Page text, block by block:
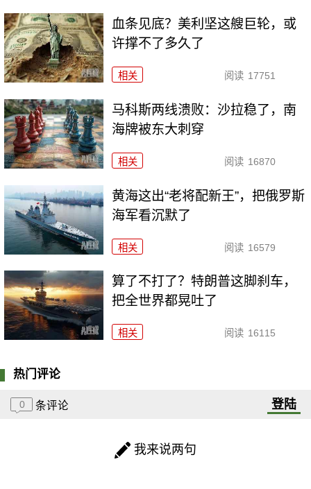
血条见底？美利坚这艘巨轮，或
许撑不了多久了
相关 阅读 17751
马科斯两线溃败：沙拉稳了，南
海牌被东大刺穿
相关 阅读 16870
黄海这出“老将配新王”，把俄罗斯
海军看沉默了
相关 阅读 16579
算了不打了？特朗普这脚刹车，
把全世界都晃吐了
相关 阅读 16115
热门评论
0 条评论 登陆
我来说两句